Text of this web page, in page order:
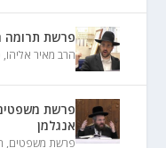
פרשת תרומה
הרב מאיר אליהו,
פרשת
אנגלמן
פרשת משפטים,